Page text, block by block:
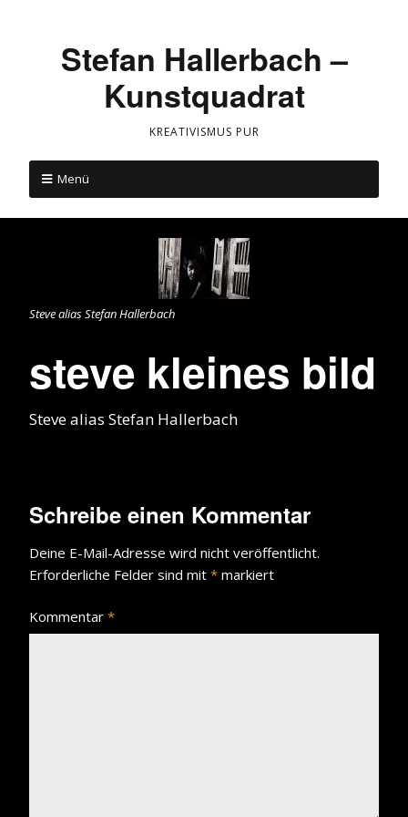
Stefan Hallerbach –
Kunstquadrat
KREATIVISMUS PUR
Menü
Steve alias Stefan Hallerbach
steve kleines bild
Steve alias Stefan Hallerbach
Schreibe einen Kommentar
Deine E-Mail-Adresse wird nicht veröffentlicht.
Erforderliche Felder sind mit * markiert
Kommentar *